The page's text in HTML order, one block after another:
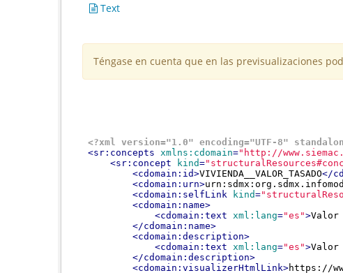
Text
Téngase en cuenta que en las previsualizaciones